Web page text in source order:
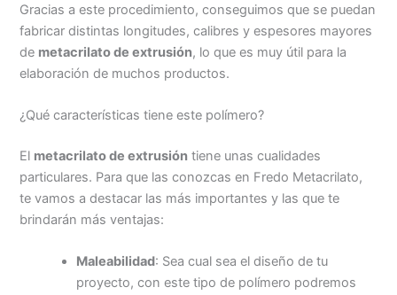
Gracias a este procedimiento, conseguimos que se puedan
fabricar distintas longitudes, calibres y espesores mayores
de metacrilato de extrusión, lo que es muy útil para la
elaboración de muchos productos.
¿Qué características tiene este polímero?
El metacrilato de extrusión tiene unas cualidades
particulares. Para que las conozcas en Fredo Metacrilato,
te vamos a destacar las más importantes y las que te
brindarán más ventajas:
Maleabilidad: Sea cual sea el diseño de tu
proyecto, con este tipo de polímero podremos